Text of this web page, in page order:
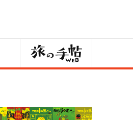
旅の手帖